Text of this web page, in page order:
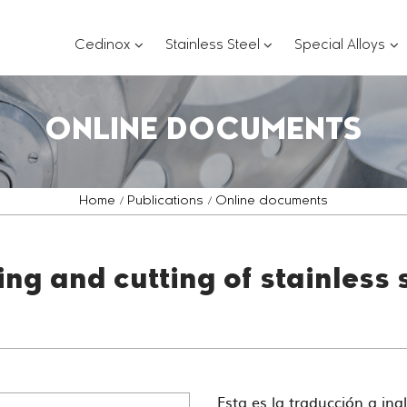
Cedinox???
Stainless Steel ???
Special Alloys ???
ONLINE DOCUMENTS
Home Publications Online documents
and cutting of stainless
Esta es la traducción a